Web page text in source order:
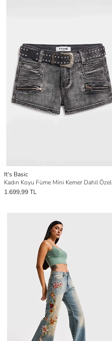
It's Basic
1.699,99 TL